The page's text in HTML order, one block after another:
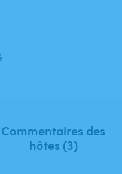
Commentaires des
hôtes (3)